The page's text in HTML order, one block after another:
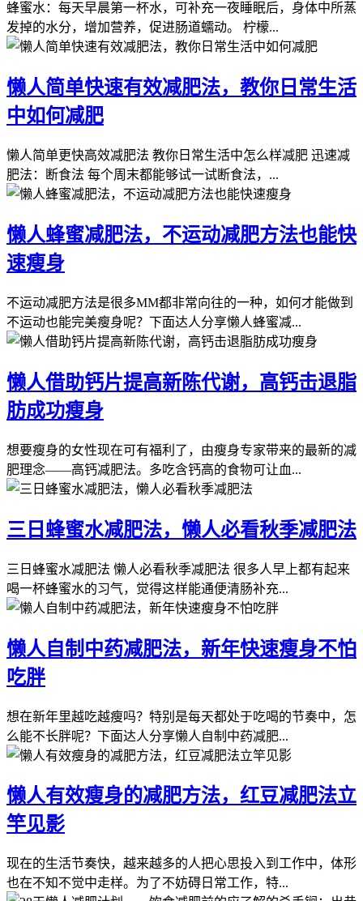
蜂蜜水：每天早晨第一杯水，可补充一夜睡眠后，身体中所蒸
发掉的水分，增加营养，促进肠道蠕动。 柠檬...
懒人简单快速有效减肥法，教你日常生活
中如何减肥
懒人简单更快高效减肥法 教你日常生活中怎么样减肥 迅速减
肥法：断食法 每个周末都能够试一试断食法，...
懒人蜂蜜减肥法，不运动减肥方法也能快
速瘦身
不运动减肥方法是很多MM都非常向往的一种，如何才能做到
不运动也能完美瘦身呢？下面达人分享懒人蜂蜜减...
懒人借助钙片提高新陈代谢，高钙击退脂
肪成功瘦身
想要瘦身的女性现在可有福利了，由瘦身专家带来的最新的减
肥理念——高钙减肥法。多吃含钙高的食物可让血...
三日蜂蜜水减肥法，懒人必看秋季减肥法
三日蜂蜜水减肥法 懒人必看秋季减肥法 很多人早上都有起来
喝一杯蜂蜜水的习气，觉得这样能通便清肠补充...
懒人自制中药减肥法，新年快速瘦身不怕
吃胖
想在新年里越吃越瘦吗？特别是每天都处于吃喝的节奏中，怎
么能不长胖呢？下面达人分享懒人自制中药减肥...
懒人有效瘦身的减肥方法，红豆减肥法立
竿见影
现在的生活节奏快，越来越多的人把心思投入到工作中，体形
也在不知不觉中走样。为了不妨碍日常工作，特...